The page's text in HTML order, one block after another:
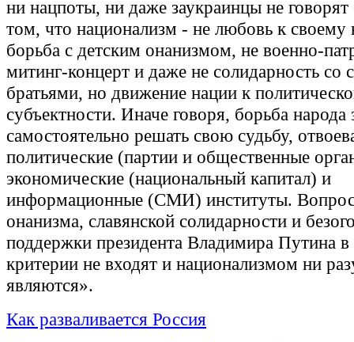
ни нацпоты, ни даже заукраинцы не
том, что национализм - не любовь к своему
борьба с детским онанизмом, не военно-
митинг-концерт и даже не солидарность со
братьями, но движение нации к
субъектности. Иначе говоря, борьба народа
самостоятельно решать свою судьбу,
политические (партии и общественные
экономические (национальный капитал) и
информационные (СМИ) институты.
онанизма, славянской солидарности и
поддержки президента Владимира Путина в
критерии не входят и национализмом ни
являются».
Как разваливается Россия